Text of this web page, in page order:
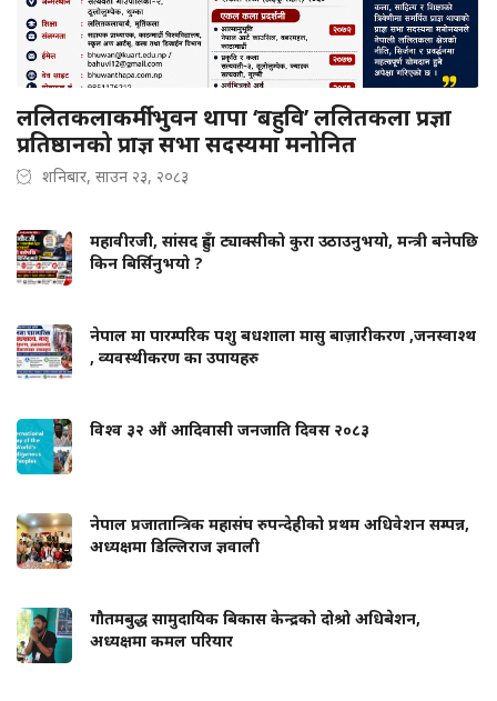
ललितकलाकर्मी भुवन थापा ‘बहुवि’ ललितकला प्रज्ञा
प्रतिष्ठानको प्राज्ञ सभा सदस्यमा मनोनित
शनिबार, साउन २३, २०८३
महावीरजी, सांसद हुँदा ट्याक्सीको कुरा उठाउनुभयो, मन्त्री बनेपछि
किन बिर्सिनुभयो ?
नेपाल मा पारम्परिक पशु बधशाला मासु बाज़ारीकरण ,जनस्वाश्थ
, व्यवस्थीकरण का उपायहरु
विश्व ३२ औं आदिवासी जनजाति दिवस २०८३
नेपाल प्रजातान्त्रिक महासंघ रुपन्देहीको प्रथम अधिवेशन सम्पन्न,
अध्यक्षमा डिल्लिराज ज्ञवाली
गौतमबुद्ध सामुदायिक बिकास केन्द्रको दोश्रो अधिबेशन,
अध्यक्षमा कमल परियार